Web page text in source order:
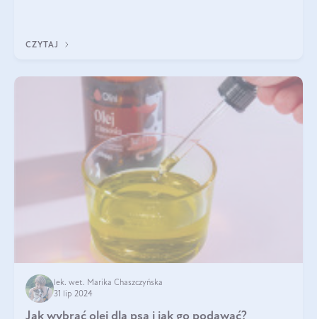
CZYTAJ
lek. wet. Marika Chaszczyńska
31 lip 2024